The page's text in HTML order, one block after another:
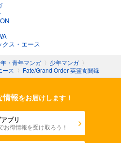
クス・エース
・青年マンガ 〉 少年マンガ 〉
ース 〉 Fate/Grand Order 英霊食聞録
情報をお届けします！
プリ
お得情報を受け取ろう！